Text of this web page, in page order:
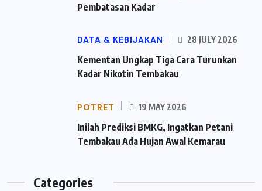
Pembatasan Kadar
DATA & KEBIJAKAN 28 JULY 2026
Kementan Ungkap Tiga Cara Turunkan
Kadar Nikotin Tembakau
POTRET 19 MAY 2026
Inilah Prediksi BMKG, Ingatkan Petani
Tembakau Ada Hujan Awal Kemarau
Categories